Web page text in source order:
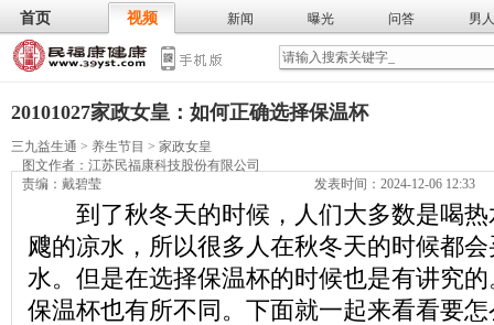
首页 视频 新闻 曝光 问答 男人
武术 气功 膳食 食谱 营养
20101027家政女皇：如何正确选择保温杯
三九益生通 > 养生节目 > 家政女皇
图文作者： 江苏民福康科技股份有限公司
责编：戴碧莹
发表时间：2024-12-06 12:33
到了秋冬天的时候，人们大多数是喝热
飕的凉水，所以很多人在秋冬天的时候都
水。但是在选择保温杯的时候也是有讲究
保温杯也有所不同。下面就一起来看看要